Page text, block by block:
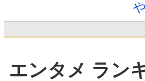
エンタメ ラン